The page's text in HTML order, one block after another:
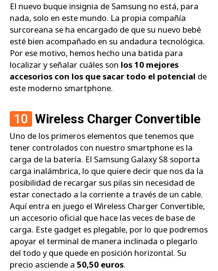
El nuevo buque insignia de Samsung no está, para
nada, solo en este mundo. La propia compañía
surcoreana se ha encargado de que su nuevo bebé
esté bien acompañado en su andadura tecnológica.
Por ese motivo, hemos hecho una batida para
localizar y señalar cuáles son los 10 mejores
accesorios con los que sacar todo el potencial de
este moderno smartphone.
10 Wireless Charger Convertible
Uno de los primeros elementos que tenemos que
tener controlados con nuestro smartphone es la
carga de la batería. El Samsung Galaxy S8 soporta
carga inalámbrica, lo que quiere decir que nos da la
posibilidad de recargar sus pilas sin necesidad de
estar conectado a la corriente a través de un cable.
Aquí entra en juego el Wireless Charger Convertible,
un accesorio oficial que hace las veces de base de
carga. Este gadget es plegable, por lo que podremos
apoyar el terminal de manera inclinada o plegarlo
del todo y que quede en posición horizontal. Su
precio asciende a 50,50 euros.